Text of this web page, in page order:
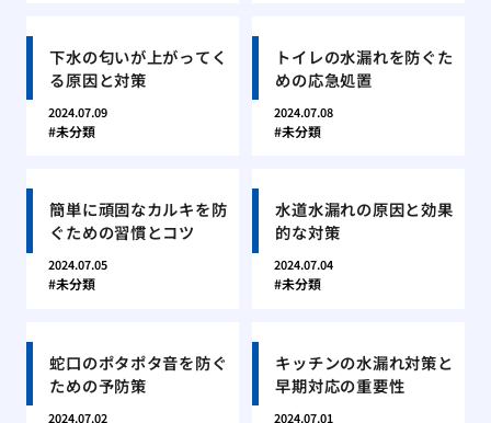
下水の匂いが上がってく
る原因と対策
2024.07.09
未分類
トイレの水漏れを防ぐた
めの応急処置
2024.07.08
未分類
簡単に頑固なカルキを防
ぐための習慣とコツ
2024.07.05
未分類
水道水漏れの原因と効果
的な対策
2024.07.04
未分類
蛇口のポタポタ音を防ぐ
ための予防策
2024.07.02
キッチンの水漏れ対策と
早期対応の重要性
2024.07.01